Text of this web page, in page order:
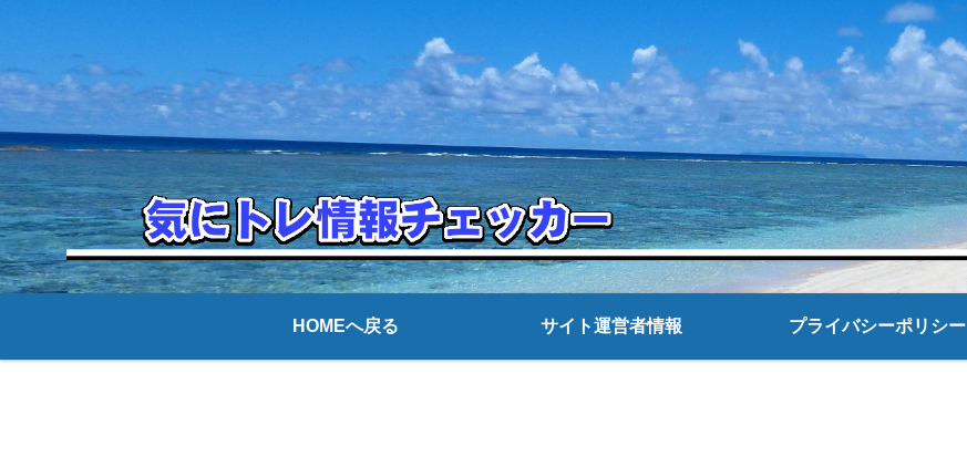
HOMEへ戻る サイト運営者情報 プライバシーポリシー